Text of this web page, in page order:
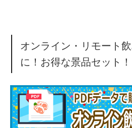
オンライン・リモート
に！お得な景品セット！